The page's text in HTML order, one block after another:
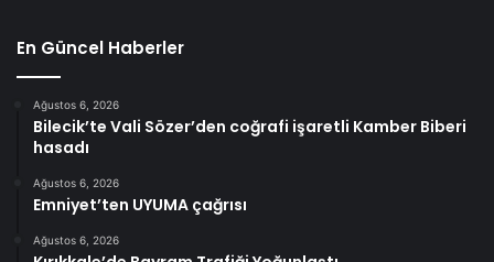
En Güncel Haberler
Ağustos 6, 2026
Bilecik’te Vali Sözer’den coğrafi işaretli Kamber Biberi
hasadı
Ağustos 6, 2026
Emniyet’ten UYUMA çağrısı
Ağustos 6, 2026